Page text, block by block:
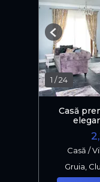
1 /24
Previous
Casă
Casă /
Gruia,